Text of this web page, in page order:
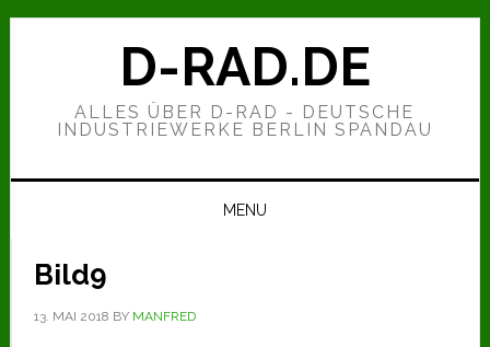
Zur
Hauptnavigation
Zum
Zur
D-RAD.DE
ALLES ÜBER D-RAD - DEUTSCHE
INDUSTRIEWERKE BERLIN SPANDAU
MENU
Bild9
13. MAI 2018 BY MANFRED